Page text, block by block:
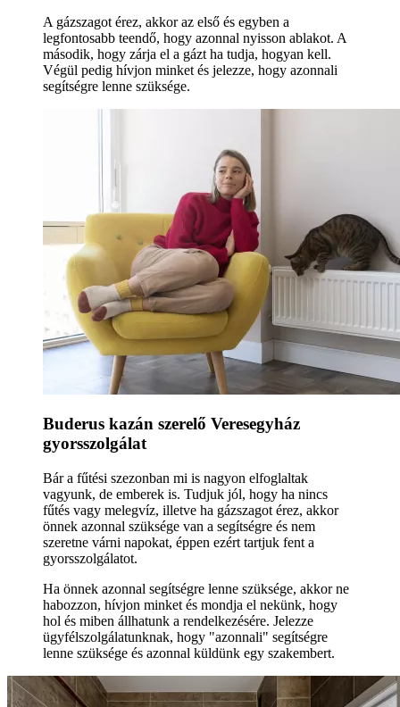
A gázszagot érez, akkor az első és egyben a
legfontosabb teendő, hogy azonnal nyisson ablakot. A
második, hogy zárja el a gázt ha tudja, hogyan kell.
Végül pedig hívjon minket és jelezze, hogy azonnali
segítségre lenne szüksége.
Buderus kazán szerelő Veresegyház
gyorsszolgálat
Bár a fűtési szezonban mi is nagyon elfoglaltak
vagyunk, de emberek is. Tudjuk jól, hogy ha nincs
fűtés vagy melegvíz, illetve ha gázszagot érez, akkor
önnek azonnal szüksége van a segítségre és nem
szeretne várni napokat, éppen ezért tartjuk fent a
gyorsszolgálatot.
Ha önnek azonnal segítségre lenne szüksége, akkor ne
habozzon, hívjon minket és mondja el nekünk, hogy
hol és miben állhatunk a rendelkezésére. Jelezze
ügyfélszolgálatunknak, hogy "azonnali" segítségre
lenne szüksége és azonnal küldünk egy szakembert.